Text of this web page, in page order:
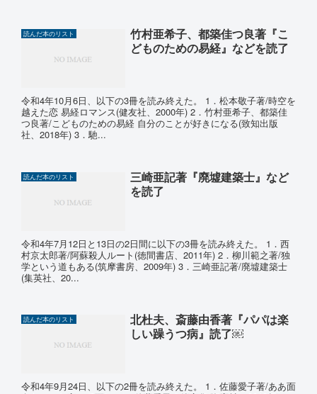
読んだ本のリスト
竹村亜希子、都築佳つ良著『こ
どものための易経』などを読了
令和4年10月6日、以下の3冊を読み終えた。 1．松本敬子著/時空を
越えた恋 易経ロマンス(健友社、2000年) 2．竹村亜希子、都築佳
つ良著/こどものための易経 自分のことが好きになる(致知出版
社、2018年) 3．馳...
読んだ本のリスト
三崎亜記著『廃墟建築士』など
を読了
令和4年7月12日と13日の2日間に以下の3冊を読み終えた。 1．西
村京太郎著/阿蘇殺人ルート(徳間書店、2011年) 2．柳川範之著/独
学という道もある(筑摩書房、2009年) 3．三崎亜記著/廃墟建築士
(集英社、20...
読んだ本のリスト
北杜夫、斎藤由香著『パパは楽
しい躁うつ病』読了￼
令和4年9月24日、以下の2冊を読み終えた。 1．佐藤愛子著/ああ面